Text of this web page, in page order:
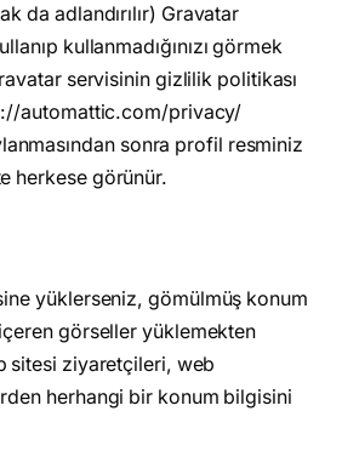
da adlandırılır) Gravatar
kullanmadığınızı görmek
servisinin gizlilik politikası
automattic.com/privacy/
sonra profil resminiz
herkese görünür.
yüklerseniz, gömülmüş konum
görseller yüklemekten
sitesi ziyaretçileri, web
herhangi bir konum bilgisini